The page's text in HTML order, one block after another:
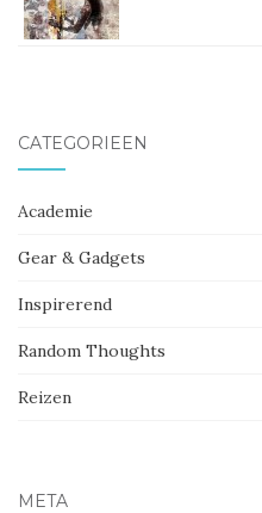
CATEGORIEËN
Academie
Gear & Gadgets
Inspirerend
Random Thoughts
Reizen
META